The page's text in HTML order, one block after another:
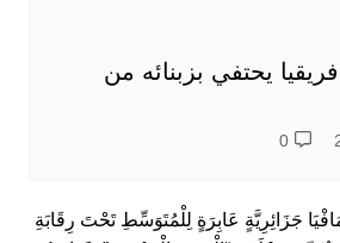
يحتفي بزبنائه من
0